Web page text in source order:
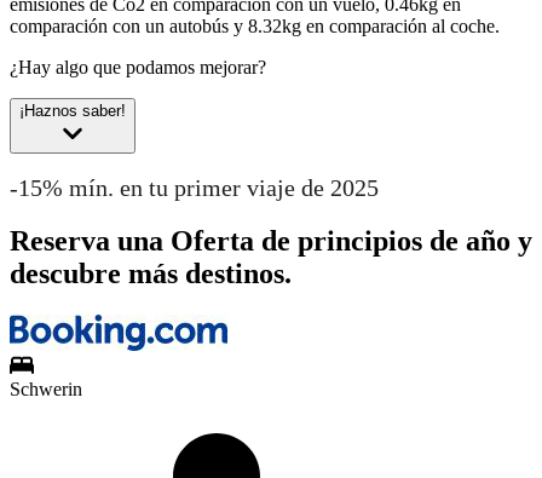
emisiones de Co2 en comparación con un vuelo, 0.46kg en
comparación con un autobús y 8.32kg en comparación al coche.
¿Hay algo que podamos mejorar?
¡Haznos saber!
-15% mín. en tu primer viaje de 2025
Reserva una Oferta de principios de año y
descubre más destinos.
Schwerin